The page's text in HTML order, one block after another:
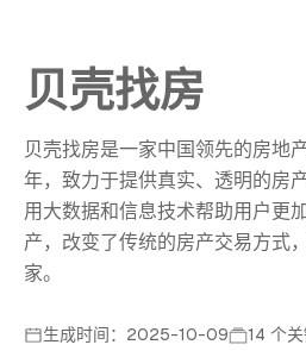
贝壳找房
贝壳找房是一家中国领先的房地
年，致力于提供真实、透明的房
用大数据和信息技术帮助用户更
产，改变了传统的房产交易方式
家。
生成时间：2025-10-09 14 个